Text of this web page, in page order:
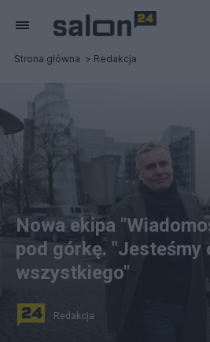
Strona główna Redakcja
Nowa ekipa
pod górkę. "Jesteśmy
wszystkiego"
Redakcja